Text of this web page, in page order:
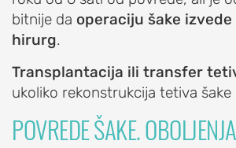
Iritacija
akromioklavikularnog
Iščašenje
akromioklavikularnog
zgloba
bitnije da operaciju šake izvede
hirurg.
Transplantacija ili transfer
ukoliko rekonstrukcija tetiva šake
POVREDE ŠAKE.